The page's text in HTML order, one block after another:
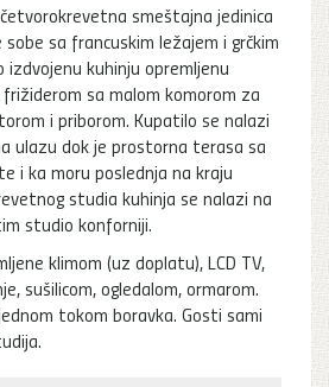
smeštajna jedinica
sa francuskim ležajem i grčkim
izdvojenu kuhinju opremljenu
sa malom komorom za
i priborom. Kupatilo se nalazi
ulazu dok je prostorna terasa sa
i ka moru poslednja na kraju
studia kuhinja se nalazi na
studio konforniji.
klimom (uz doplatu), LCD TV,
sušilicom, ogledalom, ormarom.
tokom boravka. Gosti sami